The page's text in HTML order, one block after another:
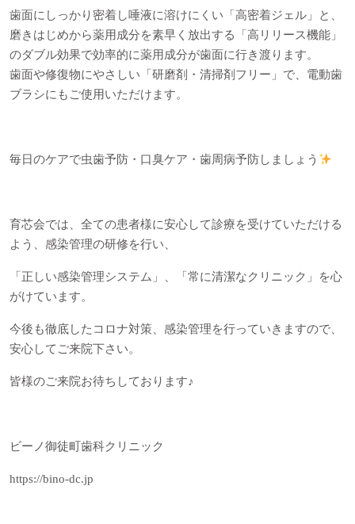
歯面にしっかり密着し唾液に溶けにくい「高密着ジェル」と、
磨きはじめから薬用成分を素早く放出する「高リリース機能」
のダブル効果で効率的に薬用成分が歯面に行き渡ります。
歯面や修復物にやさしい「研磨剤・清掃剤フリー」で、電動歯
ブラシにもご使用いただけます。
毎日のケアで虫歯予防・口臭ケア・歯周病予防しましょう
育芯会では、全ての患者様に安心して診療を受けていただける
よう、感染管理の研修を行い、
「正しい感染管理システム」、「常に清潔なクリニック」を心
がけています。
今後も徹底したコロナ対策、感染管理を行っていきますので、
安心してご来院下さい。
皆様のご来院お待ちしております♪
ビーノ御徒町歯科クリニック
https://bino-dc.jp